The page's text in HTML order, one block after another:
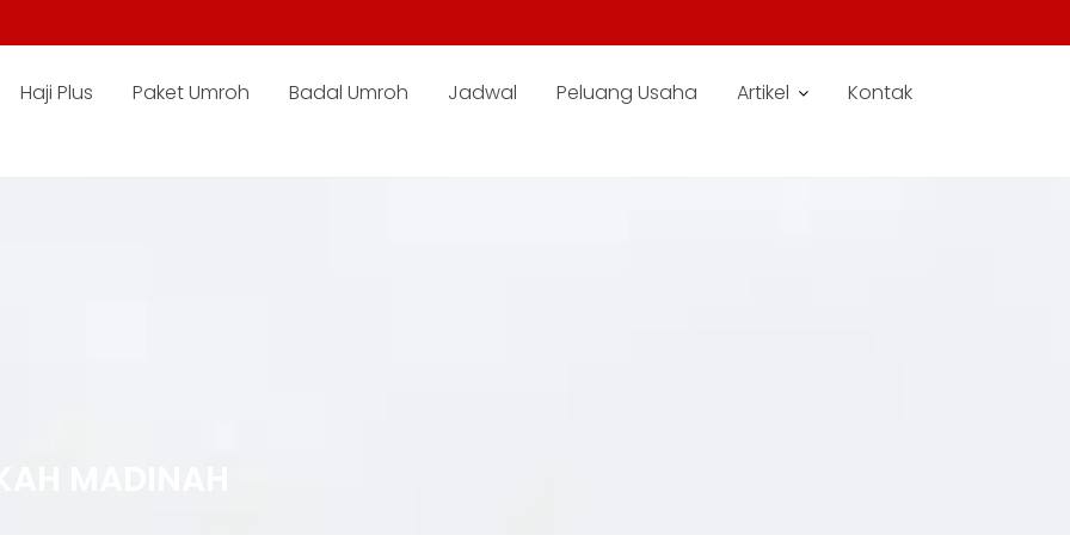
Haji Plus Paket Umroh Badal Umroh Jadwal Peluang Usaha Artikel Kontak